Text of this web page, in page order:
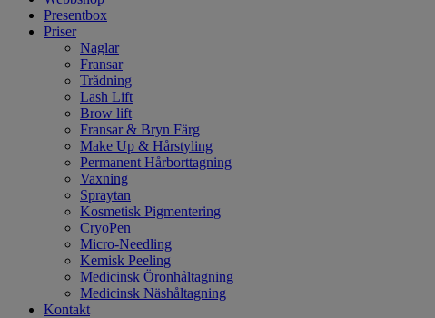
Presentbox
Priser
Naglar
Fransar
Trådning
Lash Lift
Brow lift
Fransar & Bryn Färg
Make Up & Hårstyling
Permanent Hårborttagning
Vaxning
Spraytan
Kosmetisk Pigmentering
CryoPen
Micro-Needling
Kemisk Peeling
Medicinsk Öronhåltagning
Medicinsk Näshåltagning
Kontakt